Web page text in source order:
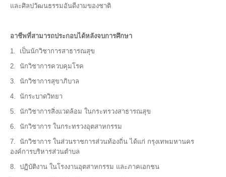
และศิลปวัฒนธรรมอันดีงามของชาติ
อาชีพที่สามารถประกอบได้หลังจบการศึกษา
1. เป็นนักวิชาการสาธารณสุข
2. นักวิชาการควบคุมโรค
3. นักวิชาการสุขาภิบาล
4. นักระบาดวิทยา
5. นักวิชาการสิ่งแวดล้อม ในกระทรวงสาธารณสุข
6. นักวิชาการ ในกระทรวงอุตสาหกรรม
7. นักวิชาการ ในส่วนราชการส่วนท้องถิ่น ได้แก่ กรุงเทพมหานคร
องค์การบริหารส่วนตำบล
8. ปฏิบัติงาน ในโรงงานอุตสาหกรรม และภาคเอกชน